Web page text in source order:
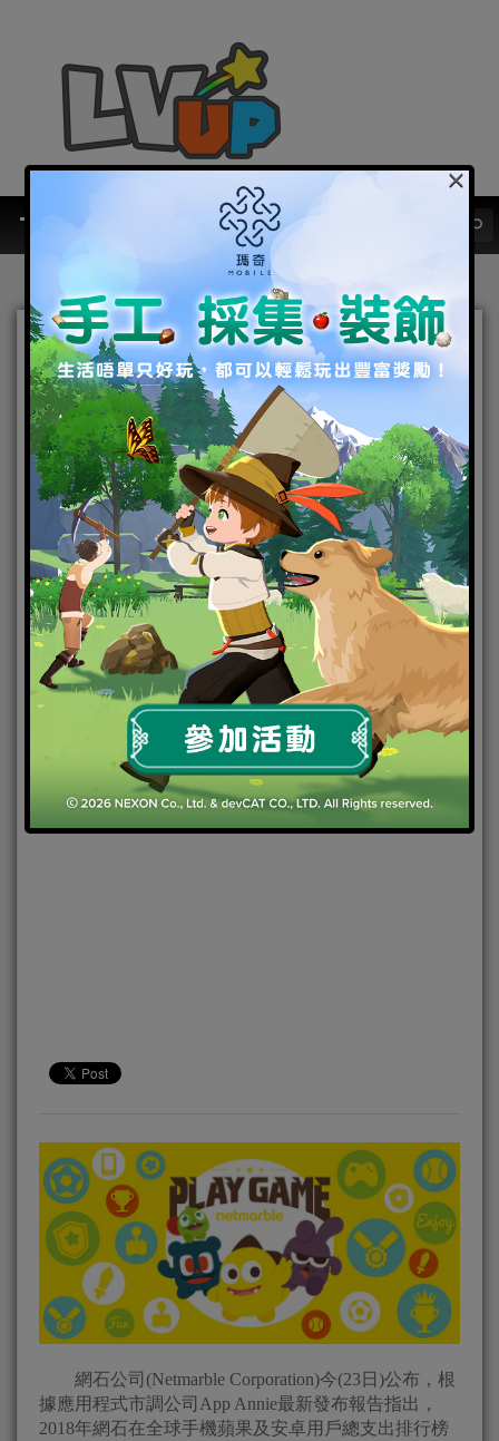
網石公司獲選2018全球前五
大遊戲發行商 今年將推出
《BTS World》等多款遊戲
2019-01-23|Android,IOS,好康活動 手機遊戲,焦點新聞
網石
網石公司(Netmarble Corporation)今(23日)公布，根
據應用程式市調公司App Annie最新發布報告指出，
2018年網石在全球手機蘋果及安卓用戶總支出排行榜
×